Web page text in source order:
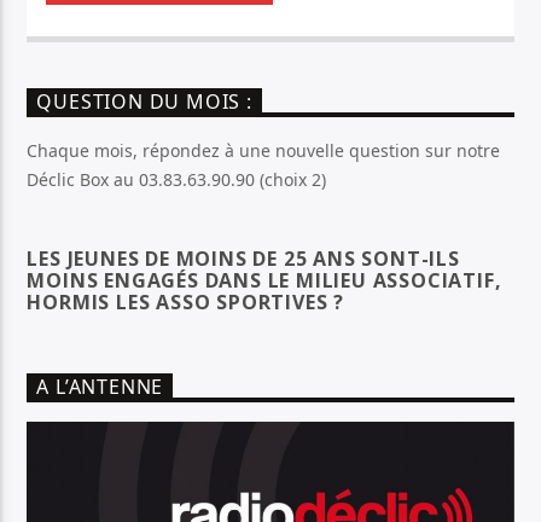
QUESTION DU MOIS :
Chaque mois, répondez à une nouvelle question sur notre
Déclic Box au 03.83.63.90.90 (choix 2)
LES JEUNES DE MOINS DE 25 ANS SONT-ILS
MOINS ENGAGÉS DANS LE MILIEU ASSOCIATIF,
HORMIS LES ASSO SPORTIVES ?
A L’ANTENNE